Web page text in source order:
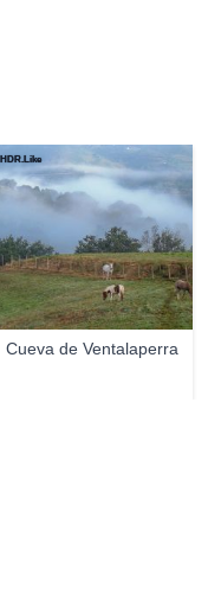
Cueva de Ventalaperra
HDR.Like